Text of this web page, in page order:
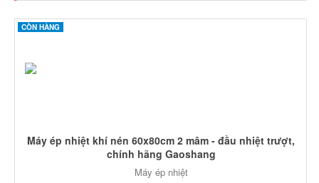
CÒN HÀNG
Máy ép nhiệt khí nén 60x80cm 2 mâm - đầu nhiệt trượt,
chính hãng Gaoshang
Máy ép nhiệt